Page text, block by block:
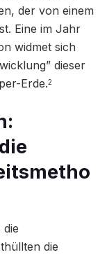
der von einem
Eine im Jahr
widmet sich
dieser
Erde.2
die